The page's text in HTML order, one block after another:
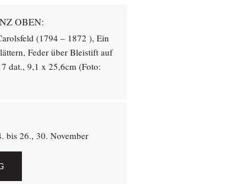
OBEN:
(1794 – 1872 ), Ein
Feder über Bleistift auf
dat., 9,1 x 25,6cm (Foto:
bis 26., 30. November